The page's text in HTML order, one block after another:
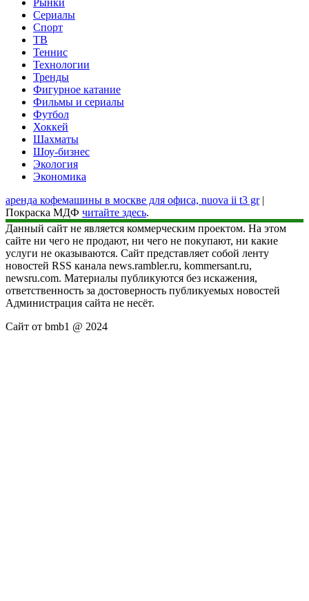
Сериалы
Спорт
ТВ
Теннис
Технологии
Тренды
Фигурное катание
Фильмы и сериалы
Футбол
Хоккей
Шахматы
Шоу-бизнес
Экология
Экономика
аренда кофемашины в москве для офиса, nuova ii t3 gr|
Покраска МДФ читайте здесь.
Данный сайт не является коммерческим проектом. На этом
сайте ни чего не продают, ни чего не покупают, ни какие
услуги не оказываются. Сайт представляет собой ленту
новостей RSS канала news.rambler.ru, kommersant.ru,
newsru.com. Материалы публикуются без искажения,
ответственность за достоверность публикуемых новостей
Администрация сайта не несёт.
Сайт от bmb1 @ 2024